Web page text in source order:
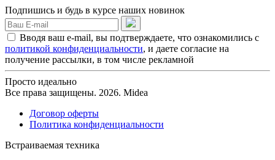
Подпишись и будь в курсе наших новинок
Вводя ваш e-mail, вы подтверждаете, что ознакомились с
политикой конфиденциальности, и даете согласие на
получение рассылки, в том числе рекламной
Просто идеально
Все права защищены. 2026. Midea
Договор оферты
Политика конфиденциальности
Встраиваемая техника